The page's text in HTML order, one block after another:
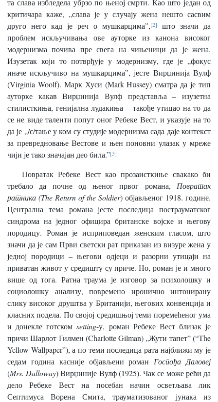
критичара каже, „слава је у случају жена нешто сасвим
друго него кад је реч о мушкарцима”,[2]
што значи да
проблем искључивања ове ауторке из канона високог
модернизма почива пре свега на чињеници да је жена.
Изузетак који то потврђује у модернизму, где је „фокус
иначе искључиво на мушкарцима”, јесте Вирџинија Вулф
(Virginia Woolf). Марк Хуси (Mark Hussey) сматра да је тип
ауторке какав Вирџинија Вулф представља – изузетна
стилисткиња, генијална лудакиња – такође утицао на то да
се не виде таленти попут оног Ребеке Вест, и указује на то
да је „/с/тање у ком су студије модернизма сада даје контекст
за превредновање Вестове и њен поновни улазак у мреже
чији је тако значајан део била.”[3]
Повратак Ребеке Вест као прозаисткиње свакако би
требало да почне од њеног првог романа, Повратак
ратника (The Return of the Soldier) објављеног 1918. године.
Централна тема романа јесте последица пострауматског
синдрома на једног официра британске војске и његову
породицу. Роман је исприповедан женским гласом, што
значи да је сам Први светски рат приказан из визуре жена у
једној породици – његови одјеци и разорни утицаји на
приватан живот у средишту су приче. Но, роман је и много
више од тога. Ратна траума је изговор за психолошку и
социолошку анализу, повремено иронично интонирану
слику високог друштва у Британији, његових конвенција и
класних подела. По својој средишњој теми поремећеног ума
и донекле готскомsetting-у, роман Ребеке Вест близак је
причи Шарлот Гилмен (Charlotte Gilman) „Жути тапет” (“The
Yellow Wallpaper”), а по теми последица рата најближи му је
седам година касније објављени роман Госпођа Даловеј
(Mrs. Dalloway) Вирџиније Вулф (1925). Чак се може рећи да
дело Ребеке Вест на посебан начин осветљава лик
Септимуса Ворена Смита, трауматизованог јунака из